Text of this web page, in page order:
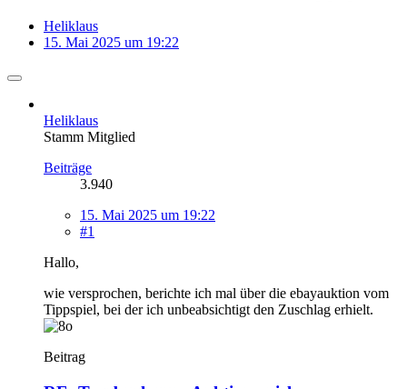
Heliklaus
15. Mai 2025 um 19:22
Heliklaus
Stamm Mitglied
Beiträge
3.940
15. Mai 2025 um 19:22
#1
Hallo,
wie versprochen, berichte ich mal über die ebayauktion vom
Tippspiel, bei der ich unbeabsichtigt den Zuschlag erhielt.
Beitrag